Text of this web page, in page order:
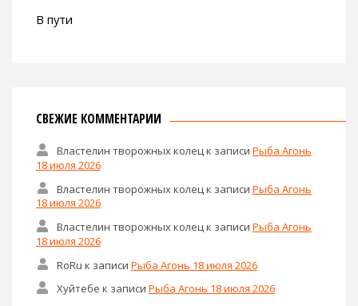
В пути
СВЕЖИЕ КОММЕНТАРИИ
Властелин творожных колец к записи Рыба Агонь
18 июля 2026
Властелин творожных колец к записи Рыба Агонь
18 июля 2026
Властелин творожных колецк записи Рыба Агонь
18 июля 2026
RoRu к записи Рыба Агонь 18 июля 2026
Хуйтебе к записи Рыба Агонь 18 июля 2026